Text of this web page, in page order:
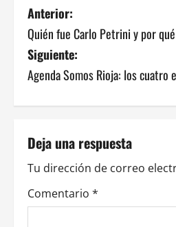
N
a
v
e
g
a
c
Anterior:
Quién fue Carlo Petrini y por
Siguiente:
Agenda Somos Rioja: los cuatro
Deja una respuesta
Tu dirección de correo
Comentario *